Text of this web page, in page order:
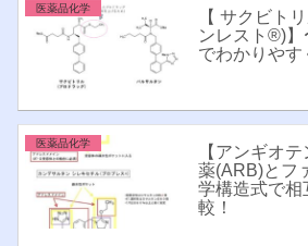
医薬品化学
【 サクビト
ンレスト®︎)
でわかりやす
医薬品化学
【アンギオ
薬(ARB)とフ
学構造式で相
較！